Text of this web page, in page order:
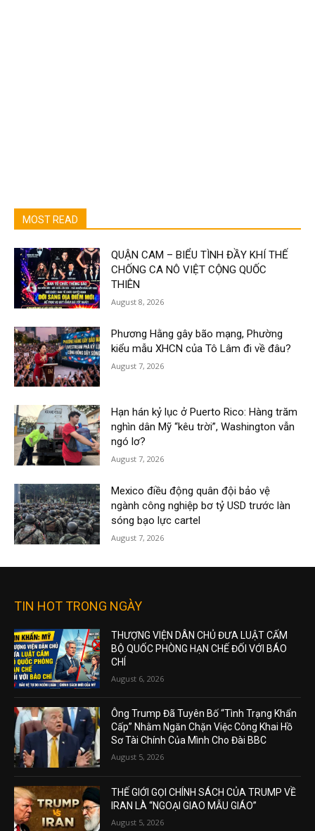
MOST READ
QUẬN CAM – BIỂU TÌNH ĐẦY KHÍ THẾ
CHỐNG CA NÔ VIỆT CỘNG QUỐC
THIÊN
August 8, 2026
Phương Hằng gây bão mạng, Phường
kiểu mẫu XHCN của Tô Lâm đi về đâu?
August 7, 2026
Hạn hán kỷ lục ở Puerto Rico: Hàng trăm
nghìn dân Mỹ “kêu trời”, Washington vẫn
ngó lơ?
August 7, 2026
Mexico điều động quân đội bảo vệ
ngành công nghiệp bơ tỷ USD trước làn
sóng bạo lực cartel
August 7, 2026
TIN HOT TRONG NGÀY
THƯỢNG VIỆN DÂN CHỦ ĐƯA LUẬT CẤM
BỘ QUỐC PHÒNG HẠN CHẾ ĐỐI VỚI BÁO
CHÍ
August 6, 2026
Ông Trump Đã Tuyên Bố “Tình Trạng Khẩn
Cấp” Nhằm Ngăn Chặn Việc Công Khai Hồ
Sơ Tài Chính Của Mình Cho Đài BBC
August 5, 2026
THẾ GIỚI GỌI CHÍNH SÁCH CỦA TRUMP VỀ
IRAN LÀ “NGOẠI GIAO MẪU GIÁO”
August 5, 2026